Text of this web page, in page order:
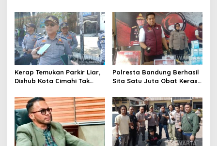
Motor Berknalpot Brong
Riau
Kerap Temukan Parkir Liar,
Dishub Kota Cimahi Tak
Pembinaan
Polresta Bandung Berhasil
Sita Satu Juta Obat Keras
Kasus Narkoba